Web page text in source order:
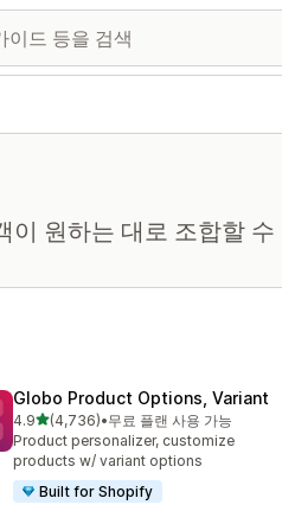
원하는 대로 조합할 수
Globo Product Options, Variant
4.9별 5개 중
(4,736)
총 리뷰 4736개
•무료 플랜 사용 가능
Product personalizer, customize
products w/ variant options
Built for Shopify